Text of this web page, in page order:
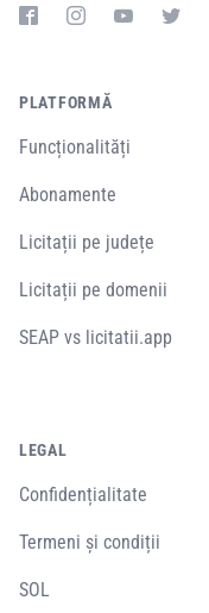
PLATFORMĂ
Funcționalități
Abonamente
Licitații pe județe
Licitații pe domenii
SEAP vs licitatii.app
LEGAL
Confidențialitate
Termeni și condiții
SOL